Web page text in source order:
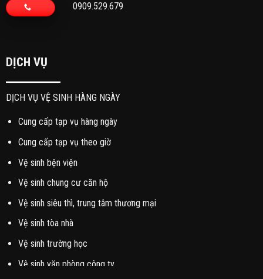
0909.529.679
DỊCH VỤ
DỊCH VỤ VỆ SINH HÀNG NGÀY
Cung cấp tạp vụ hàng ngày
Cung cấp tạp vụ theo giờ
Vệ sinh bện viện
Vệ sinh chung cư căn hộ
Vệ sinh siêu thì, trung tâm thương mại
Vệ sinh tòa nhà
Vệ sinh trường học
Vệ sinh văn phòng công ty